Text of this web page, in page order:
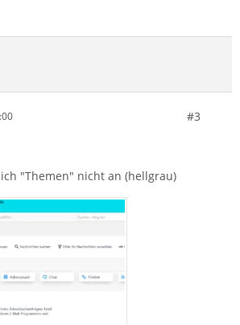
#3
"Themen" nicht an (hellgrau)